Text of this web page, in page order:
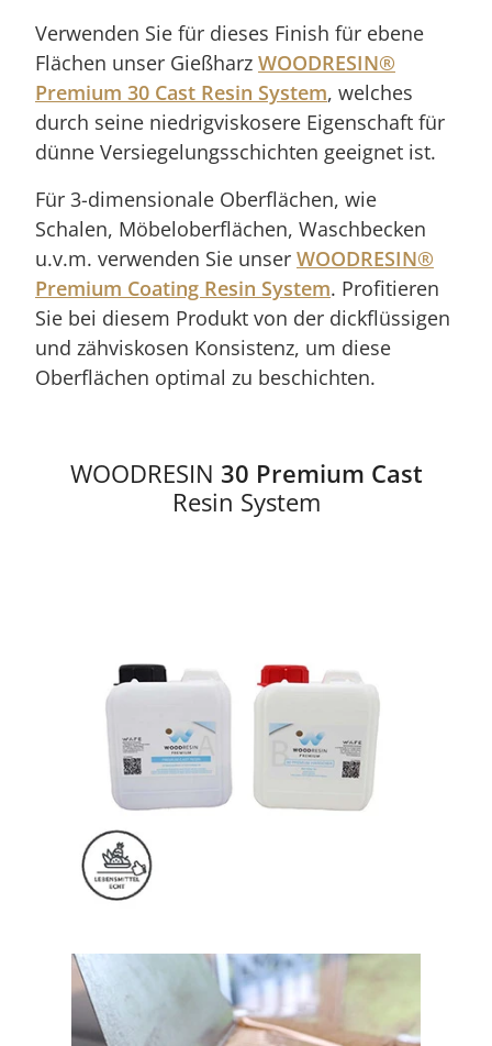
Verwenden Sie für dieses Finish für ebene
Flächen unser Gießharz WOODRESIN®
Premium 30 Cast Resin System, welches
durch seine niedrigviskosere Eigenschaft für
dünne Versiegelungsschichten geeignet ist.
Für 3-dimensionale Oberflächen, wie
Schalen, Möbeloberflächen, Waschbecken
u.v.m. verwenden Sie unser WOODRESIN®
Premium Coating Resin System. Profitieren
Sie bei diesem Produkt von der dickflüssigen
und zähviskosen Konsistenz, um diese
Oberflächen optimal zu beschichten.
WOODRESIN 30 Premium Cast
Resin System